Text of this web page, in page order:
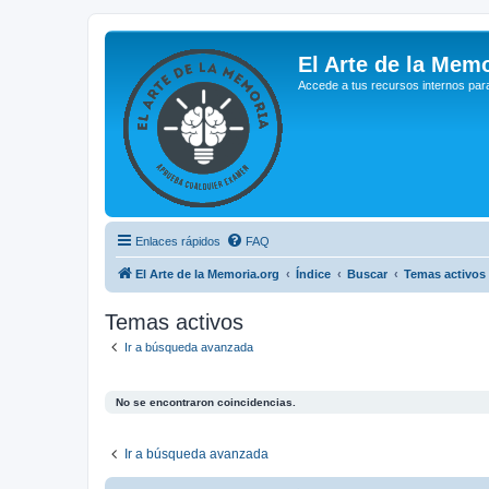
El Arte de la
Accede a tus recursos internos
Enlaces rápidos FAQ
El Arte de la Memoria.org Índice Buscar Temas activos
Temas activos
Ir a búsqueda avanzada
No se encontraron coincidencias.
Ir a búsqueda avanzada